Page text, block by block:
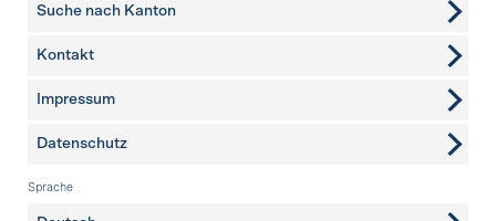
Suche nach Kanton
weitere Seiten
Kontakt
Impressum
Datenschutz
Sprache